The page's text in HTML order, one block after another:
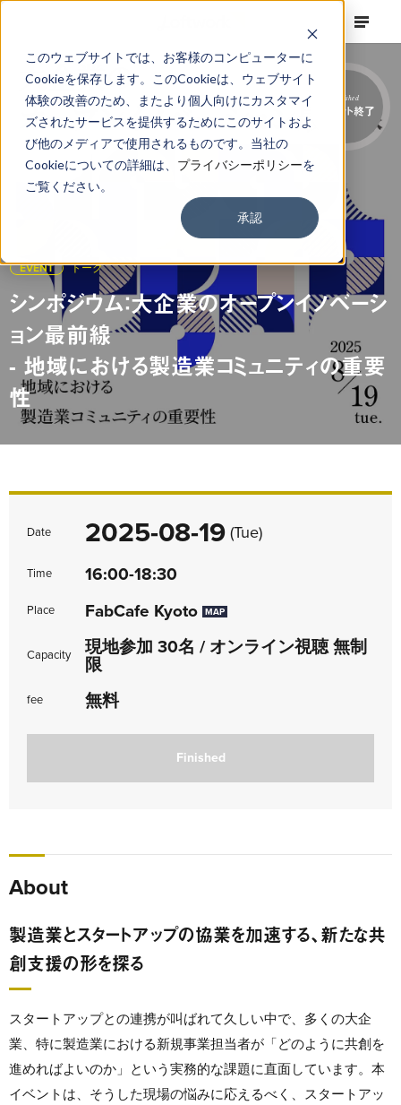
このウェブサイトでは、お客様のコンピューターに
Cookieを保存します。このCookieは、ウェブサイト
体験の改善のため、またより個人向けにカスタマイ
ズされたサービスを提供するためにこのサイトおよ
び他のメディアで使用されるものです。当社の
Cookieについての詳細は、 プライバシーポリシーを
ご覧ください。
承認
EVENT トーク
シンポジウム：大企業のオープンイノベーシ
ョン最前線
- 地域における製造業コミュニティの重要
性
Finished
イベント終了
Date 2025-08-19 (Tue)
Time 16:00-18:30
Place FabCafe Kyoto MAP
Capacity
現地参加 30名 / オンライン視聴 無制
限
fee 無料
Finished
About
製造業とスタートアップの協業を加速する、新たな共
創支援の形を探る
スタートアップとの連携が叫ばれて久しい中で、多くの大企
業、特に製造業における新規事業担当者が「どのように共創を
進めればよいのか」という実務的な課題に直面しています。本
イベントは、そうした現場の悩みに応えるべく、スタートアッ